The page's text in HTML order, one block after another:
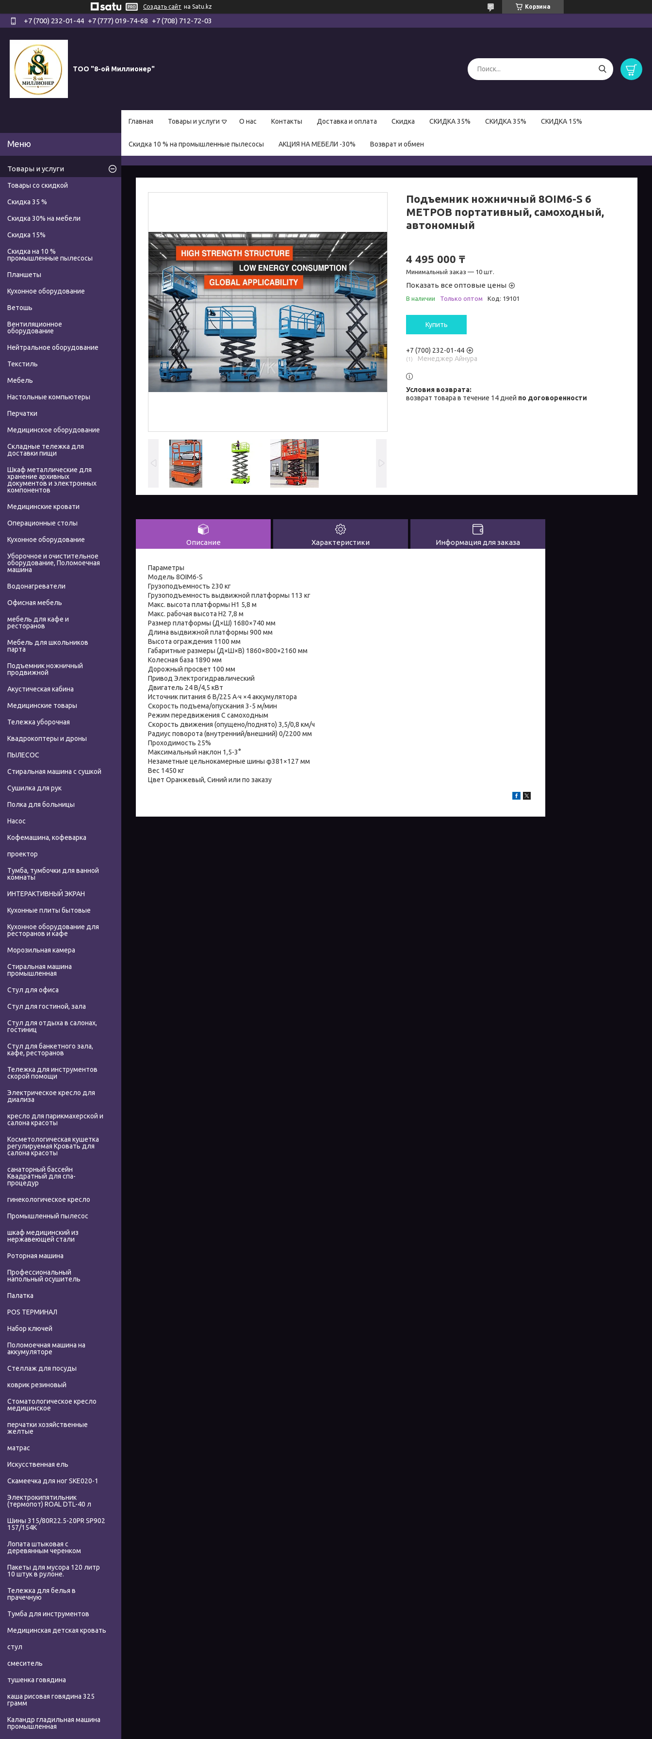
Создать сайт на Satu.kz Корзина
+7 (700) 232-01-44 +7 (777) 019-74-68 +7 (708) 712-72-03
ТОО "8-ой Миллионер"
Главная Товары и услуги О нас Контакты Доставка и оплата Скидка СКИДКА 35% СКИДКА 35% СКИДКА 15%
Скидка 10 % на промышленные пылесосы АКЦИЯ НА МЕБЕЛИ -30% Возврат и обмен
Подъемник ножничный 8OIM6-S 6
МЕТРОВ портативный, самоходный,
автономный
4 495 000 ₸
Минимальный заказ — 10 шт.
Показать все оптовые цены
В наличии Только оптом Код: 19101
Купить
+7 (700) 232-01-44
1 Менеджер Айнура
возврат товара в течение 14 дней по договоренности
Описание Характеристики Информация для заказа
Параметры
Модель 8OIM6-S
Грузоподъемность 230 кг
Грузоподъемность выдвижной платформы 113 кг
Макс. высота платформы H1 5,8 м
Макс. рабочая высота H2 7,8 м
Размер платформы (Д×Ш) 1680×740 мм
Длина выдвижной платформы 900 мм
Высота ограждения 1100 мм
Габаритные размеры (Д×Ш×В) 1860×800×2160 мм
Колесная база 1890 мм
Дорожный просвет 100 мм
Привод Электрогидравлический
Двигатель 24 В/4,5 кВт
Источник питания 6 В/225 А·ч ×4 аккумулятора
Скорость подъема/опускания 3-5 м/мин
Режим передвижения С самоходным
Скорость движения (опущено/поднято) 3,5/0,8 км/ч
Радиус поворота (внутренний/внешний) 0/2200 мм
Проходимость 25%
Максимальный наклон 1,5-3°
Незаметные цельнокамерные шины φ381×127 мм
Вес 1450 кг
Цвет Оранжевый, Синий или по заказу
Товары и услуги
Товары со скидкой
Скидка 35 %
Скидка 30% на мебели
Скидка 15%
Скидка на 10 %
промышленные пылесосы
Планшеты
Кухонное оборудование
Ветошь
Вентиляционное
оборудование
Нейтральное оборудование
Текстиль
Мебель
Настольные компьютеры
Перчатки
Медицинское оборудование
Складные тележка для
доставки пищи
Шкаф металлические для
хранение архивных
документов и электронных
компонентов
Медицинские кровати
Операционные столы
Кухонное оборудование
Уборочное и очистительное
оборудование, Поломоечная
машина
Водонагреватели
Офисная мебель
мебель для кафе и
ресторанов
Мебель для школьников
парта
Подъемник ножничный
продвижной
Акустическая кабина
Медицинские товары
Тележка уборочная
Квадрокоптеры и дроны
ПЫЛЕСОС
Стиральная машина с сушкой
Сушилка для рук
Полка для больницы
Насос
Кофемашина, кофеварка
проектор
Тумба, тумбочки для ванной
комнаты
ИНТЕРАКТИВНЫЙ ЭКРАН
Кухонные плиты бытовые
Кухонное оборудование для
ресторанов и кафе
Морозильная камера
Стиральная машина
промышленная
Стул для офиса
Стул для гостиной, зала
Стул для отдыха в салонах,
гостиниц
Стул для банкетного зала,
кафе, ресторанов
Тележка для инструментов
скорой помощи
Электрическое кресло для
диализа
кресло для парикмахерской и
салона красоты
Косметологическая кушетка
регулируемая Кровать для
салона красоты
санаторный бассейн
Квадратный для спа-
процедур
гинекологическое кресло
Промышленный пылесос
шкаф медицинский из
нержавеющей стали
Роторная машина
Профессиональный
напольный осушитель
Палатка
POS ТЕРМИНАЛ
Набор ключей
Поломоечная машина на
аккумуляторе
Стеллаж для посуды
коврик резиновый
Стоматологическое кресло
медицинское
перчатки хозяйственные
желтые
матрас
Искусственная ель
Скамеечка для ног SKE020-1
Электрокипятильник
(термопот) ROAL DTL-40 л
Шины 315/80R22.5-20PR SP902
157/154K
Лопата штыковая с
деревянным черенком
Пакеты для мусора 120 литр
10 штук в рулоне.
Тележка для белья в
прачечную
Тумба для инструментов
Медицинская детская кровать
стул
смеситель
тушенка говядина
каша рисовая говядина 325
грамм
Каландр гладильная машина
промышленная